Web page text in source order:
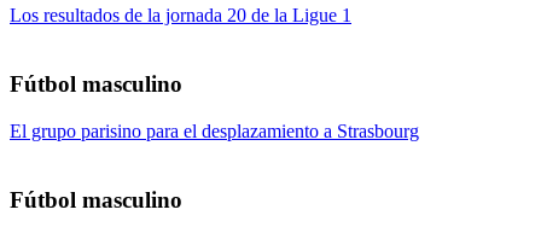
Los resultados de la jornada 20 de la Ligue 1
Fútbol masculino
El grupo parisino para el desplazamiento a Strasbourg
Fútbol masculino